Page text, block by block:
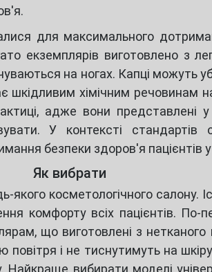
для максимального
екземплярів виготовлено з
на ногах. Капці можуть
шкідливим хімічним речовинам
адже вони представлені
У контексті стандартів
безпеки здоров'я пацієнтів у
Як вибрати
косметологічного салону.
комфорту всіх пацієнтів. По-
що виготовлені з нетканого
і не тиснутимуть на
Найкраще вибирати моделі